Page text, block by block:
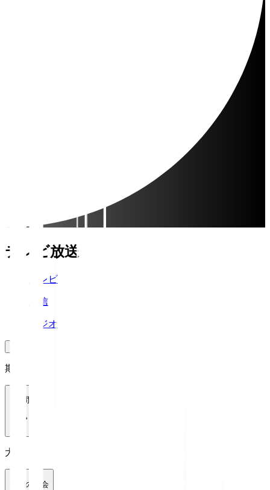
テレビ放送
テレビ
配信
ラジオ
期間
1週間
大会
全ての大会